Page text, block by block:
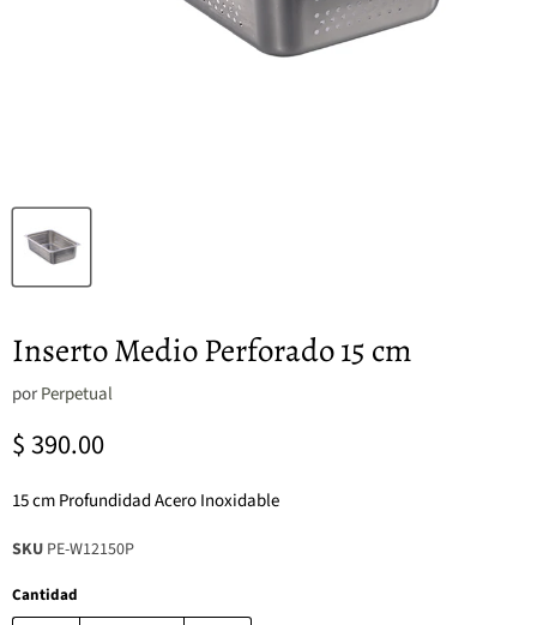
Inserto Medio Perforado 15 cm
porPerpetual
Precio actual
$ 390.00
15 cm Profundidad Acero Inoxidable
SKU PE-W12150P
Cantidad